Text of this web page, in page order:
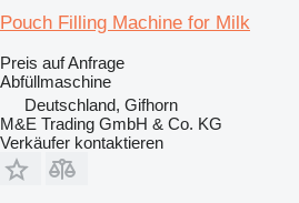
Pouch Filling Machine for Milk
Preis auf Anfrage
Abfüllmaschine
Deutschland, Gifhorn
M&E Trading GmbH & Co. KG
Verkäufer kontaktieren